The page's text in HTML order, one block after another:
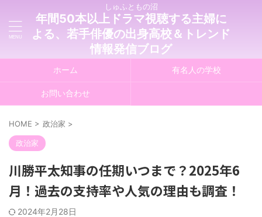
しゅふともの沼
年間50本以上ドラマ視聴する主婦に
よる、若手俳優の出身高校＆トレンド
情報発信ブログ
ホーム 有名人の学校
お問い合わせ
HOME > 政治家 >
政治家
川勝平太知事の任期いつまで？2025年6
月！過去の支持率や人気の理由も調査！
2024年2月28日